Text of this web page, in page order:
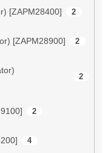
[ZAPM28400] 2
[ZAPM28900] 2
2
2
4